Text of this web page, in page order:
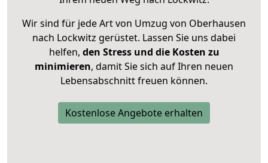
Wir sind für jede Art von Umzug von Oberhausen
nach Lockwitz gerüstet. Lassen Sie uns dabei
helfen, den Stress und die Kosten zu
minimieren, damit Sie sich auf Ihren neuen
Lebensabschnitt freuen können.
Kostenlose Angebote erhalten